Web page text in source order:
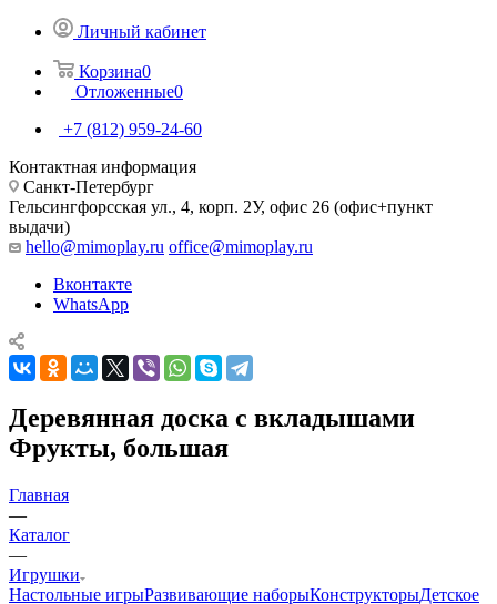
Личный кабинет
Корзина0
Отложенные0
+7 (812) 959-24-60
Контактная информация
Санкт-Петербург
Гельсингфорсская ул., 4, корп. 2У, офис 26 (офис+пункт
выдачи)
hello@mimoplay.ru office@mimoplay.ru
Вконтакте
WhatsApp
Деревянная доска с вкладышами
Фрукты, большая
Главная
—
Каталог
—
Игрушки
Настольные игрыРазвивающие наборыКонструкторыДетское